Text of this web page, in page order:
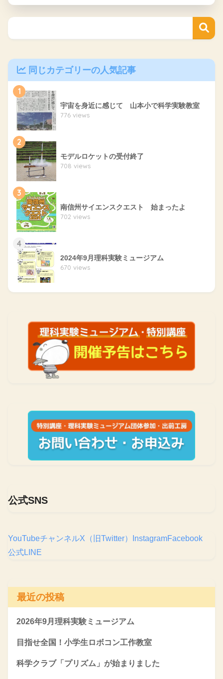
同じカテゴリーの人気記事
1
宇宙を身近に感じて 山本小で科学実験教室
776 views
2
モデルロケットの受付終了
708 views
3
南信州サイエンスクエスト 始まったよ
702 views
4
2024年9月理科実験ミュージアム
670 views
公式SNS
YouTubeチャンネルX（旧Twitter） InstagramFacebook
公式LINE
最近の投稿
2026年9月理科実験ミュージアム
目指せ全国！小学生ロボコン工作教室
科学クラブ「プリズム」が始まりました